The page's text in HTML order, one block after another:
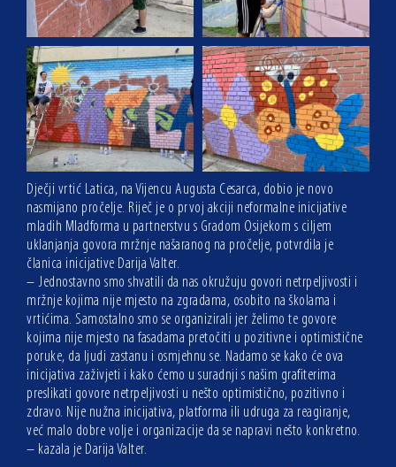
Dječji vrtić Latica, na Vijencu Augusta Cesarca, dobio je novo
nasmijano pročelje. Riječ je o prvoj akciji neformalne inicijative
mladih Mladforma u partnerstvu s Gradom Osijekom s ciljem
uklanjanja govora mržnje našaranog na pročelje, potvrdila je
članica inicijative Darija Valter.
– Jednostavno smo shvatili da nas okružuju govori netrpeljivosti i
mržnje kojima nije mjesto na zgradama, osobito na školama i
vrtićima. Samostalno smo se organizirali jer želimo te govore
kojima nije mjesto na fasadama pretočiti u pozitivne i optimistične
poruke, da ljudi zastanu i osmjehnu se. Nadamo se kako će ova
inicijativa zaživjeti i kako ćemo u suradnji s našim grafiterima
preslikati govore netrpeljivosti u nešto optimistično, pozitivno i
zdravo. Nije nužna inicijativa, platforma ili udruga za reagiranje,
već malo dobre volje i organizacije da se napravi nešto konkretno.
– kazala je Darija Valter.